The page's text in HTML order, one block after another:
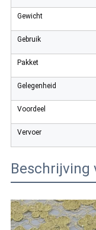
Gewicht
Gebruik
Pakket
Gelegenheid
Voordeel
Vervoer
Beschrijving